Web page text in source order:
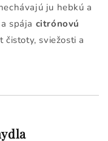
ju hebkú a
spája citrónovú
čistoty, sviežosti a